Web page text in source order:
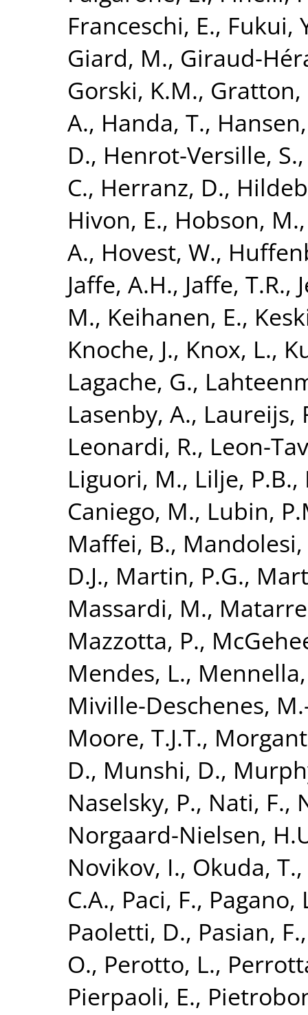
Franceschi, E., Fukui,
Giard, M., Giraud-
Gorski, K.M., Gratton,
A., Handa, T.,
D., Henrot-Versille, S.
C., Herranz, D.,
Hivon, E., Hobson, M.
A., Hovest, W.,
Jaffe, A.H., Jaffe, T.R.,
M., Keihanen, E.,
Knoche, J., Knox, L.,
Lagache, G.,
Lasenby, A., Laureijs,
Leonardi, R., Leon-
Liguori, M., Lilje, P.B.,
Caniego, M., Lubin,
Maffei, B.,
D.J., Martin, P.G.,
Massardi, M.,
Mazzotta, P.,
Mendes, L.,
Miville-Deschenes,
Moore, T.J.T.,
D., Munshi, D.,
Naselsky, P., Nati, F.,
Norgaard-Nielsen,
Novikov, I., Okuda, T.,
C.A., Paci, F., Pagano,
Paoletti, D., Pasian, F.
O., Perotto, L.,
Pierpaoli, E.,